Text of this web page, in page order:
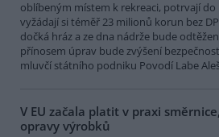
oblíbeným místem k rekreaci, potrvají do
vyžádají si téměř 23 milionů korun bez
dočká hráz a ze dna nádrže bude
přínosem úprav bude zvýšení
mluvčí státního podniku Povodí Labe
V EU začala platit v praxi
opravy výrobků